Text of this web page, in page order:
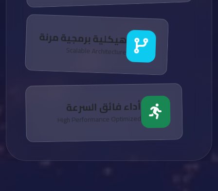
هيكلية برمجية مرنة
Scalable Architecture
أداء فائق السرعة
High Performance Optimized